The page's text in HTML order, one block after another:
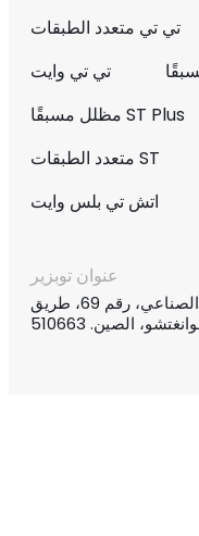
تي تي متعدد الطبقات
تي تي وايت
ST Plus مظلل مسبقًا
ST متعدد الطبقات
اتش تي بلس وايت
عنوان توبزير
غرفة 520، مجمع TCL الثقافي الصناعي، رقم 69، طريق
الصين. 510663